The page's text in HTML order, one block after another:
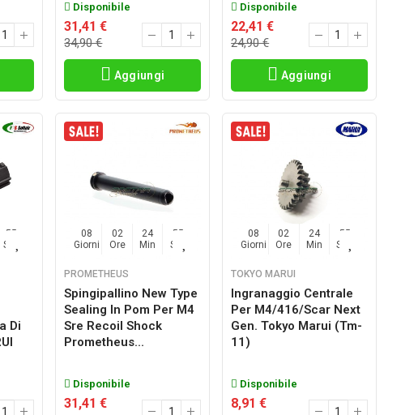
Disponibile
31,41 €
34,90 €
Aggiungi
Disponibile
22,41 €
24,90 €
Aggiungi
54
Sec
Di
08
Giorni
02
Ore
24
Min
54
Sec
PROMETHEUS
Spingipallino New Type
Sealing In Pom Per M4
Sre Recoil Shock
Prometheus...
Disponibile
31,41 €
08
Giorni
02
Ore
24
Min
54
Sec
TOKYO MARUI
Ingranaggio Centrale
Per M4/416/scar Next
Gen. Tokyo Marui (tm-
11)
Disponibile
8,91 €